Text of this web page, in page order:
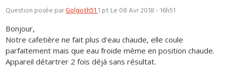
Question posée parGolgoth511 pt Le 08 Avr 2018 - 16h51
Bonjour,
Notre cafetière ne fait plus d'eau chaude, elle coule
parfaitement mais que eau froide mème en position chaude.
Appareil détartrer 2 fois déjà sans résultat.